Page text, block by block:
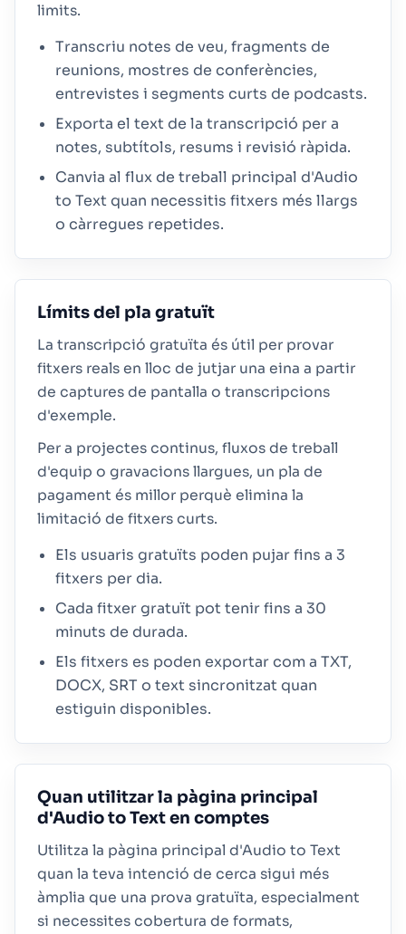
limits.
Transcriu notes de veu, fragments de
reunions, mostres de conferències,
entrevistes i segments curts de podcasts.
Exporta el text de la transcripció per a
notes, subtítols, resums i revisió ràpida.
Canvia al flux de treball principal d'Audio
to Text quan necessitis fitxers més llargs
o càrregues repetides.
Límits del pla gratuït
La transcripció gratuïta és útil per provar
fitxers reals en lloc de jutjar una eina a partir
de captures de pantalla o transcripcions
d'exemple.
Per a projectes continus, fluxos de treball
d'equip o gravacions llargues, un pla de
pagament és millor perquè elimina la
limitació de fitxers curts.
Els usuaris gratuïts poden pujar fins a 3
fitxers per dia.
Cada fitxer gratuït pot tenir fins a 30
minuts de durada.
Els fitxers es poden exportar com a TXT,
DOCX, SRT o text sincronitzat quan
estiguin disponibles.
Quan utilitzar la pàgina principal
d'Audio to Text en comptes
Utilitza la pàgina principal d'Audio to Text
quan la teva intenció de cerca sigui més
àmplia que una prova gratuïta, especialment
si necessites cobertura de formats,